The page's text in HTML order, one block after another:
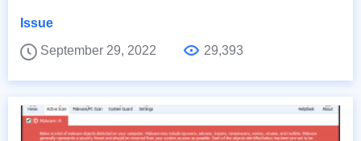
Issue
September 29, 2022
29,393